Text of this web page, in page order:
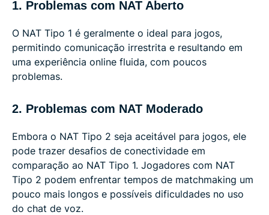
1. Problemas com NAT Aberto
O NAT Tipo 1 é geralmente o ideal para jogos,
permitindo comunicação irrestrita e resultando em
uma experiência online fluida, com poucos
problemas.
2. Problemas com NAT Moderado
Embora o NAT Tipo 2 seja aceitável para jogos, ele
pode trazer desafios de conectividade em
comparação ao NAT Tipo 1. Jogadores com NAT
Tipo 2 podem enfrentar tempos de matchmaking um
pouco mais longos e possíveis dificuldades no uso
do chat de voz.